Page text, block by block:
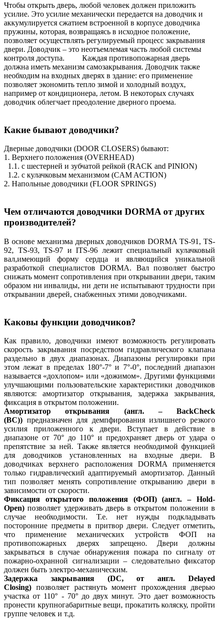
Чтобы открыть дверь, любой человек должен приложить
усилие. Это усилие механически передается на доводчик и
аккумулируется сжатием встроенной в корпусе доводчика
пружины, которая, возвращаясь в исходное положение,
позволяет осуществлять регулируемый процесс закрывания
двери. Доводчик – это неотъемлемая часть любой системы
контроля доступа. Каждая противопожарная дверь
должна иметь механизм самозакрывания. Доводчик также
необходим на входных дверях в здание: его применение
позволяет экономить тепло зимой и холодный воздух,
например от кондиционера, летом. В некоторых случаях
доводчик облегчает преодоление дверного проема.
Какие бывают доводчики?
Дверные доводчики (DOOR CLOSERS) бывают:
1. Верхнего положения (OVERHEAD)
1.1. с шестерней и зубчатой рейкой (RACK and PINION)
1.2. с кулачковым механизмом (CAM ACTION)
2. Напольные доводчики (FLOOR SPRINGS)
Чем отличаются доводчики DORMA от других
производителей?
В основе механизма дверных доводчиков DORMA TS-91, TS-
92, TS-93, TS-97 и ITS-96 лежит специальный кулачковый
вал,имеющий форму сердца и являющийся уникальной
разработкой специалистов DORMA. Вал позволяет быстро
снижать момент сопротивления при открывании двери, таким
образом ни инвалиды, ни дети не испытывают трудности при
открывании дверей, снабженных этими доводчиками.
Каковы функции доводчиков?
Как правило, доводчики имеют возможность регулировать
скорость закрывания посредством гидравлического клапана
раздельно в двух диапазонах. Диапазоны регулировки при
этом лежат в пределах 180°-7° и 7°-0°, последний диапазон
называется «дохлопом» или «дожимом». Другими функциями
улучшающими пользовательские характеристики доводчиков
являются: амортизатор открывания, задержка закрывания,
фиксация в открытом положении.
Амортизатор открывания (англ. – BackCheck
(BC)) предназначен для демпфирования излишнего резкого
усилия приложенного к двери. Вступает в действие в
диапазоне от 70° до 110° и предохраняет дверь от удара о
препятствие за ней. Также является необходимой функцией
для доводчиков установленных на входные двери. В
доводчиках верхнего расположения DORMA применяется
только гидравлический адаптируемый амортизатор. Данный
тип позволяет менять сопротивление открыванию двери в
зависимости от скорости.
Фиксация открытого положения (ФОП) (англ. – Hold-
Open)позволяет удерживать дверь в открытом положении в
случае необходимости. Т.е. нет нужды подкладывать
посторонние предметы в притвор двери. Следует отметить,
что применение механических устройств ФОП на
противопожарных дверях запрещено. Двери должны
закрываться в случае обнаружения пожара по сигналу от
пожарно-охранной сигнализации – следовательно фиксатор
должен быть электро-механическим.
Задержка закрывания (DC, от англ. Delayed
Closing) позволяет растянуть момент прохождения дверью
участка от 110° - 70° до двух минут. Это дает возможность
пронести крупногабаритные вещи, прокатить коляску, пройти
группе человек и т.д.